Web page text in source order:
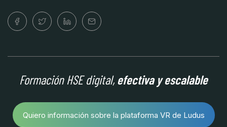
Formación HSE digital,efectiva y escalable
Quiero información sobre la plataforma VR de Ludus